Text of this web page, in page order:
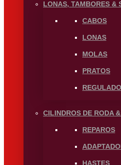
LONAS, TAMBORES &
CABOS
LONAS
MOLAS
PRATOS
CILINDROS DE RODA
REPAROS
HASTES